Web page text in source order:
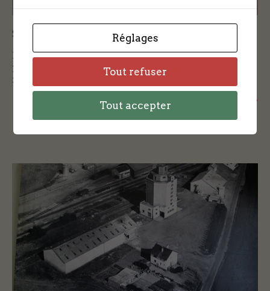
Savoir tout sur les groupes de village
Dans la catégorie Lieux vous pouvez accéder au
premier texte concernant un groupe de
résistance dans les villages : le […]
+ + +
Réglages
Tout refuser
Tout accepter